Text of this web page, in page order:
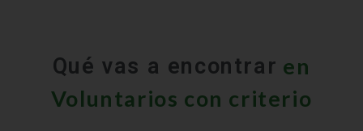
Qué vas a encontrar en
Voluntarios con criterio